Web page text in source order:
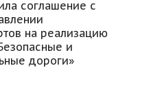
соглашение с
на реализацию
и
дороги»